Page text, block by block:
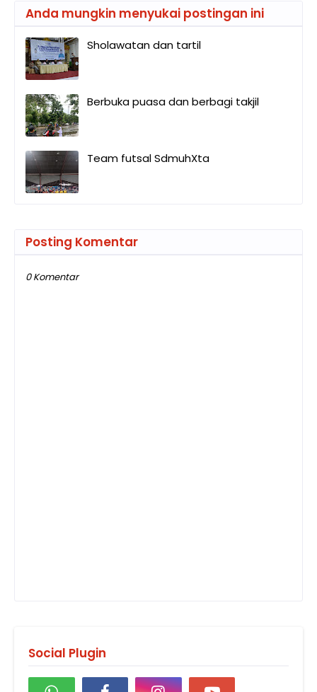
Anda mungkin menyukai postingan ini
Sholawatan dan tartil
Berbuka puasa dan berbagi takjil
Team futsal SdmuhXta
Posting Komentar
0 Komentar
Social Plugin